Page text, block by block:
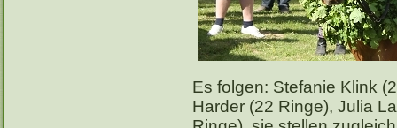
Es folgen: Stefanie Klink
Harder (22 Ringe), Julia